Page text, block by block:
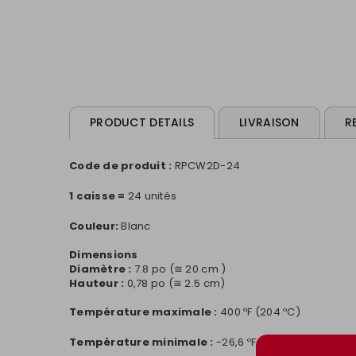
PRODUCT DETAILS LIVRAISON
Code de produit : RPCW2D-24
1 caisse = 24 unités
Couleur:Blanc
Dimensions
Diamètre : 7.8 po (≅ 20 cm )
Hauteur : 0,78 po (≅ 2.5 cm)
Température maximale : 400 ºF (204 ºC)
Température minimale : -26,6 ºF (-3 ºC)